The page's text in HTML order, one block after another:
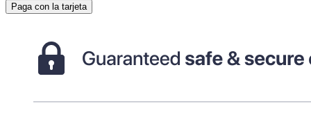
Paga con la tarjeta